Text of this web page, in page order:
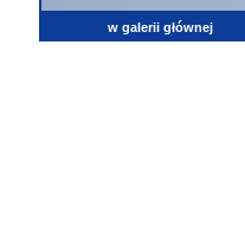
w galerii głównej